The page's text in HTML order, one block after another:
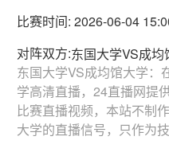
比赛时间: 2026-06-04
对阵双方:东国大学VS成均
东国大学VS成均馆大学：
学高清直播，24直播网提
比赛直播视频，本站不制
大学的直播信号，只作为